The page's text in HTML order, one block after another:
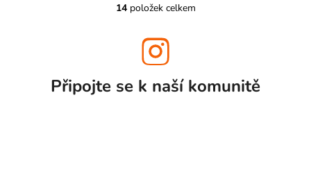
O
l
á
a
14položek celkem
Připojte se k naší komunitě